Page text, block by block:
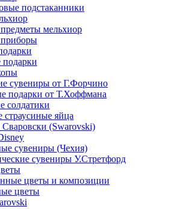
подстаканники
мельхиор
сувениры от Г.Форчино
подарки от Т.Хоффмана
солдатики
страусиные яйца
(Swarovski)
сувениры (Чехия)
сувениры У.Стретфорд
цветы и композиции
цветы